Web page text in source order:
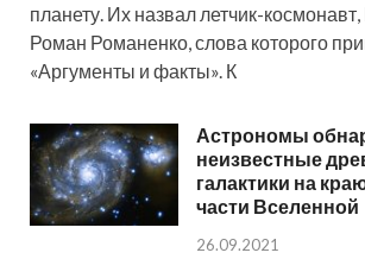
планету. Их назвал летчик-
Роман Романенко, слова которого
«Аргументы и факты». К
Астрономы
неизвестные
галактики на
части Вселенной
26.09.2021